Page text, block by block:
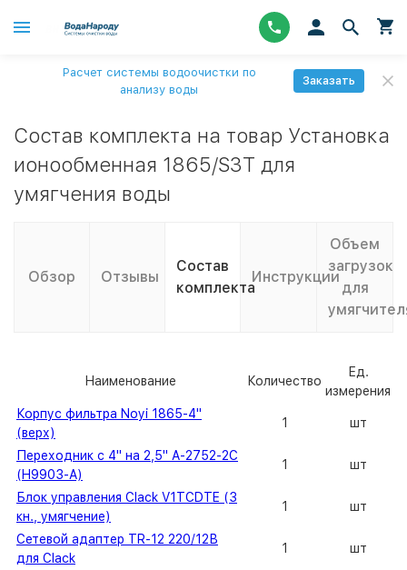
Расчет системы водоочистки по
анализу воды
Заказать
Состав комплекта на товар Установка
ионообменная 1865/S3T для
умягчения воды
Обзор Отзывы
Состав
комплекта
Инструкции
Объем
загрузок
для
Наименование Количество
Ед.
измерения
Корпус фильтра Noyi 1865-4"
(верх)
1 шт
Переходник с 4" на 2,5" A-2752-2C
(H9903-A)
1 шт
Блок управления Clack V1TCDTE (3
кн., умягчение)
1 шт
Сетевой адаптер TR-12 220/12В
для Clack
1 шт